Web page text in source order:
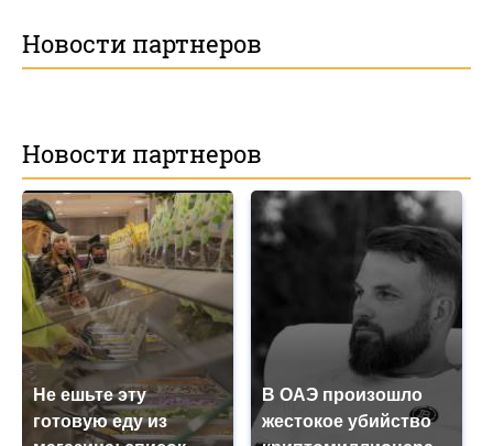
Новости партнеров
Новости партнеров
Не ешьте эту
готовую еду из
В ОАЭ произошло
жестокое убийство